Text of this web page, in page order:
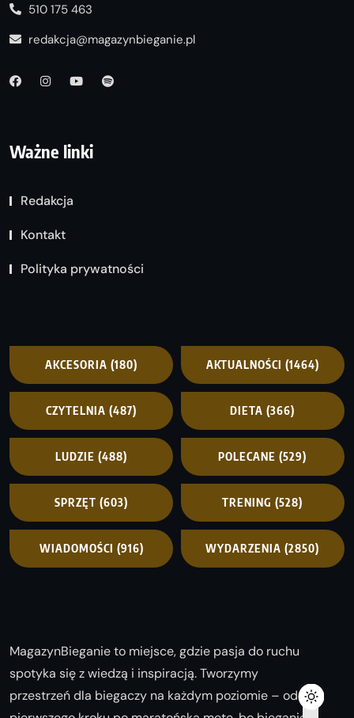
510 175 463
redakcja@magazynbieganie.pl
Ważne linki
Redakcja
Kontakt
Polityka prywatności
AKCESORIA (180) AKTUALNOŚCI (1464)
CZYTELNIA (487) DIETA (366)
LUDZIE (488) POLECANE (529)
SPRZĘT (603) TRENING (528)
WIADOMOŚCI (916) WYDARZENIA (2850)
MagazynBieganie to miejsce, gdzie pasja do ruchu
spotyka się z wiedzą i inspiracją. Tworzymy
przestrzeń dla biegaczy na każdym poziomie – od